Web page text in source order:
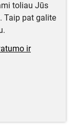
toliau Jūs
Taip pat galite
ir